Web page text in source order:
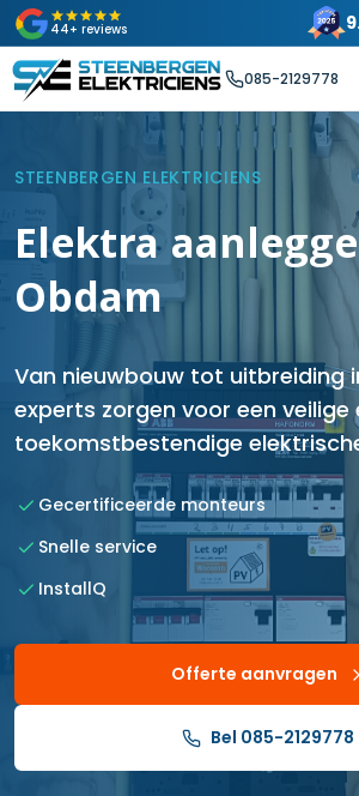
44+ reviews
085-2129778
STEENBERGEN ELEKTRICIENS
Elektra
Obdam
Van nieuwbouw tot uitbreiding
experts zorgen voor een veilige
toekomstbestendige
Gecertificeerde monteurs
Snelle service
InstallQ
Offerte aanvragen
Bel 085-2129778